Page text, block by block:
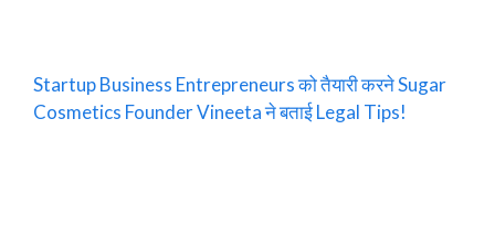
Startup Business Entrepreneurs को तैयारी करने Sugar
Cosmetics Founder Vineeta ने बताई Legal Tips!